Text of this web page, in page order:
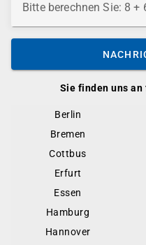
Sie finden uns
Berlin
Bremen
Cottbus
Erfurt
Essen
Hamburg
Hannover
Bitte berechnen Sie: 8 +